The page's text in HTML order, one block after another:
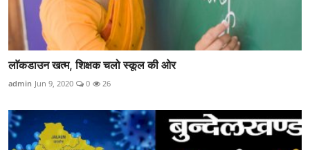
लाॅकडाउन खत्म, शिक्षक चलो स्कूल की ओर
admin Jun 9, 2020 0 26